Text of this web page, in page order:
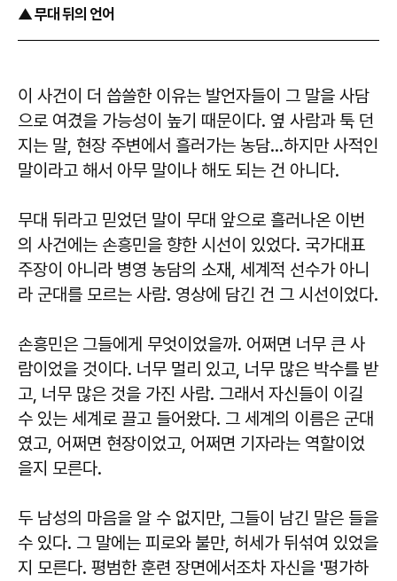
▲ 무대 뒤의 언어
이 사건이 더 씁쓸한 이유는 발언자들이 그 말을 사담
으로 여겼을 가능성이 높기 때문이다. 옆 사람과 툭 던
지는 말, 현장 주변에서 흘러가는 농담…하지만 사적인
말이라고 해서 아무 말이나 해도 되는 건 아니다.
무대 뒤라고 믿었던 말이 무대 앞으로 흘러나온 이번
의 사건에는 손흥민을 향한 시선이 있었다. 국가대표
주장이 아니라 병영 농담의 소재, 세계적 선수가 아니
라 군대를 모르는 사람. 영상에 담긴 건 그 시선이었다.
손흥민은 그들에게 무엇이었을까. 어쩌면 너무 큰 사
람이었을 것이다. 너무 멀리 있고, 너무 많은 박수를 받
고, 너무 많은 것을 가진 사람. 그래서 자신들이 이길
수 있는 세계로 끌고 들어왔다. 그 세계의 이름은 군대
였고, 어쩌면 현장이었고, 어쩌면 기자라는 역할이었
을지 모른다.
두 남성의 마음을 알 수 없지만, 그들이 남긴 말은 들을
수 있다. 그 말에는 피로와 불만, 허세가 뒤섞여 있었을
지 모른다. 평범한 훈련 장면에서조차 자신을 '평가하